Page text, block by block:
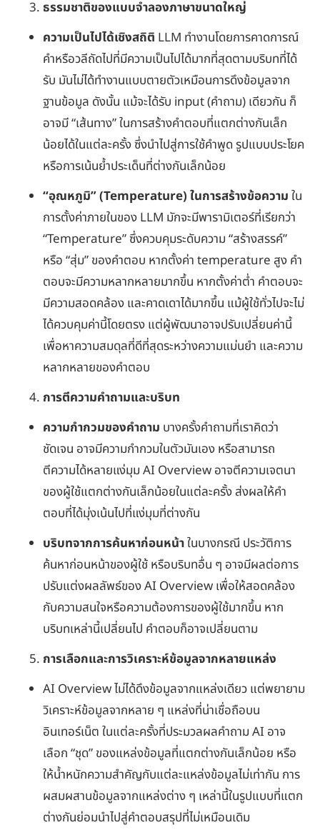
ธรรมชาติของแบบจำลองภาษาขนาดใหญ่
ความเป็นไปได้เชิงสถิติ LLM ทำงานโดยการคาดการณ์
คำหรือวลีถัดไปที่มีความเป็นไปได้มากที่สุดตามบริบทที่ได้
รับ มันไม่ได้ทำงานแบบตายตัวเหมือนการดึงข้อมูลจาก
ฐานข้อมูล ดังนั้น แม้จะได้รับ input (คำถาม) เดียวกัน ก็
อาจมี “เส้นทาง” ในการสร้างคำตอบที่แตกต่างกันเล็ก
น้อยได้ในแต่ละครั้ง ซึ่งนำไปสู่การใช้คำพูด รูปแบบประโยค
หรือการเน้นย้ำประเด็นที่ต่างกันเล็กน้อย
“อุณหภูมิ” (Temperature) ในการสร้างข้อความใน
การตั้งค่าภายในของ LLM มักจะมีพารามิเตอร์ที่เรียกว่า
“Temperature” ซึ่งควบคุมระดับความ “สร้างสรรค์”
หรือ “สุ่ม” ของคำตอบ หากตั้งค่า temperature สูง คำ
ตอบจะมีความหลากหลายมากขึ้น หากตั้งค่าต่ำ คำตอบจะ
มีความสอดคล้อง และคาดเดาได้มากขึ้น แม้ผู้ใช้ทั่วไปจะไม่
ได้ควบคุมค่านี้โดยตรง แต่ผู้พัฒนาอาจปรับเปลี่ยนค่านี้
เพื่อหาความสมดุลที่ดีที่สุดระหว่างความแม่นยำ และความ
หลากหลายของคำตอบ
การตีความคำถามและบริบท
ความกำกวมของคำถาม บางครั้งคำถามที่เราคิดว่า
ชัดเจน อาจมีความกำกวมในตัวมันเอง หรือสามารถ
ตีความได้หลายแง่มุม AI Overview อาจตีความเจตนา
ของผู้ใช้แตกต่างกันเล็กน้อยในแต่ละครั้ง ส่งผลให้คำ
ตอบที่ได้มุ่งเน้นไปที่แง่มุมที่ต่างกัน
บริบทจากการค้นหาก่อนหน้าในบางกรณี ประวัติการ
ค้นหาก่อนหน้าของผู้ใช้ หรือบริบทอื่น ๆ อาจมีผลต่อการ
ปรับแต่งผลลัพธ์ของ AI Overview เพื่อให้สอดคล้อง
กับความสนใจหรือความต้องการของผู้ใช้มากขึ้น หาก
บริบทเหล่านี้เปลี่ยนไป คำตอบก็อาจเปลี่ยนตาม
การเลือกและการวิเคราะห์ข้อมูลจากหลายแหล่ง
AI Overview ไม่ได้ดึงข้อมูลจากแหล่งเดียว แต่พยายาม
วิเคราะห์ข้อมูลจากหลาย ๆ แหล่งที่น่าเชื่อถือบน
อินเทอร์เน็ต ในแต่ละครั้งที่ประมวลผลคำถาม AI อาจ
เลือก “ชุด” ของแหล่งข้อมูลที่แตกต่างกันเล็กน้อย หรือ
ให้น้ำหนักความสำคัญกับแต่ละแหล่งข้อมูลไม่เท่ากัน การ
ผสมผสานข้อมูลจากแหล่งต่าง ๆ เหล่านี้ในรูปแบบที่แตก
ต่างกันย่อมนำไปสู่คำตอบสรุปที่ไม่เหมือนเดิม